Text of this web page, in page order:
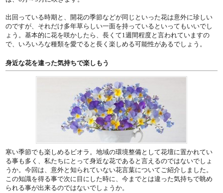
出回っている時期と、開花の季節などが同じといった花は意外に珍しい
のですが、それだけ多年草らしい一面を持っているといってもいいでし
ょう。基本的に花を咲かしたら、長くて1週間程度と言われていますの
で、いろいろな種類を愛でると長く楽しめる可能性があるでしょう。
身近な花を違った気持ちで楽しもう
寒い季節でも楽しめるビオラ。地域の環境整備として花壇に置かれてい
る事も多く、私たちにとって身近な花であると言えるのではないでしょ
うか。今回は、意外と知られていない花言葉についてご紹介しました。
この知識を得る事で次に目にした時に、今までとは違った気持ちで眺め
られる事が出来るのではないでしょうか。